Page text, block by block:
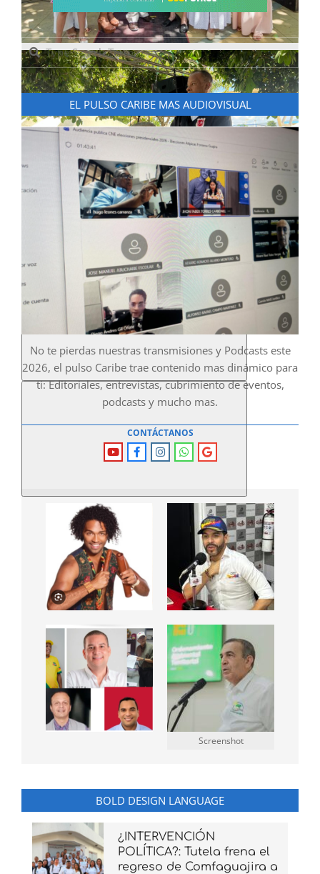
Search
EL PULSO CARIBE MAS AUDIOVISUAL
No te pierdas nuestras transmisiones y Podcasts este
2026, el pulso Caribe trae contenido mas dinámico para
ti: Editoriales, entrevistas, cubrimiento de eventos,
podcasts y mucho mas.
CONTÁCTANOS
Screenshot
BOLD DESIGN LANGUAGE
¿INTERVENCIÓN
POLÍTICA?: Tutela frena el
regreso de Comfaguajira a